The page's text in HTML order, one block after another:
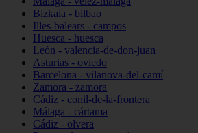
Bizkaia - bilbao
Illes-balears - campos
Huesca - huesca
León - valencia-de-don-juan
Asturias - oviedo
Barcelona - vilanova-del-camí
Zamora - zamora
Cádiz - conil-de-la-frontera
Málaga - cártama
Cádiz - olvera